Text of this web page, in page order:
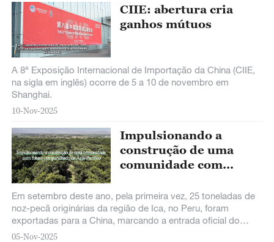
CIIE: abertura cria
ganhos mútuos
A 8ª Exposição Internacional de Importação da China (CIIE,
na sigla em inglês) ocorre de 5 a 10 de novembro em
Shanghai.
10-Nov-2025
Impulsionando a
construção de uma
comunidade com
da Ásia-Pacífico
Em setembro deste ano, pela primeira vez, 25 toneladas de
noz-pecã originárias da região de Ica, no Peru, foram
exportadas para a China, marcando a entrada oficial do
produto peruano no mercado
05-Nov-2025